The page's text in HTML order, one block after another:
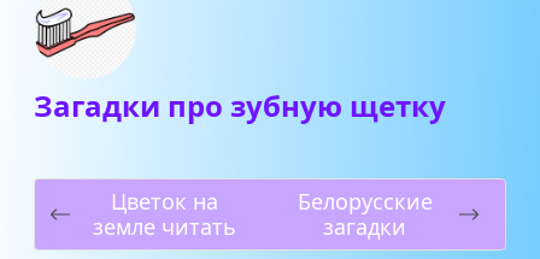
Загадки про зубную щетку
Цветок на
земле читать
Белорусские
загадки